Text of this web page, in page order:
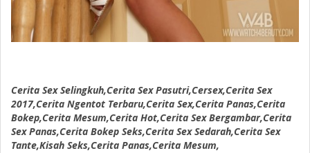
Cerita Sex Selingkuh,Cerita Sex Pasutri,Cersex,Cerita Sex
2017,Cerita Ngentot Terbaru,Cerita Sex,Cerita Panas,Cerita
Bokep,Cerita Mesum,Cerita Hot,Cerita Sex Bergambar,Cerita
Sex Panas,Cerita Bokep Seks,Cerita Sex Sedarah,Cerita Sex
Tante,Kisah Seks,Cerita Panas,Cerita Mesum,